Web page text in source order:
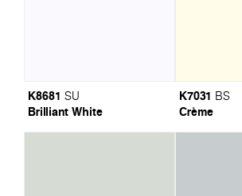
K8681 SU
Brilliant White
K7031 BS
Crème